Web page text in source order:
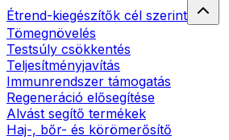
Étrend-kiegészítők cél szerint
Tömegnövelés
Testsúly csökkentés
Teljesítményjavítás
Immunrendszer támogatás
Regeneráció elősegítése
Alvást segítő termékek
Haj-, bőr- és körömerősítő